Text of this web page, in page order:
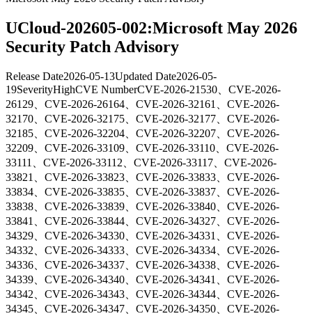
UCloud-202605-002:Microsoft May 2026
Security Patch Advisory
Release Date2026-05-13Updated Date2026-05-
19SeverityHighCVE NumberCVE-2026-21530、CVE-2026-
26129、CVE-2026-26164、CVE-2026-32161、CVE-2026-
32170、CVE-2026-32175、CVE-2026-32177、CVE-2026-
32185、CVE-2026-32204、CVE-2026-32207、CVE-2026-
32209、CVE-2026-33109、CVE-2026-33110、CVE-2026-
33111、CVE-2026-33112、CVE-2026-33117、CVE-2026-
33821、CVE-2026-33823、CVE-2026-33833、CVE-2026-
33834、CVE-2026-33835、CVE-2026-33837、CVE-2026-
33838、CVE-2026-33839、CVE-2026-33840、CVE-2026-
33841、CVE-2026-33844、CVE-2026-34327、CVE-2026-
34329、CVE-2026-34330、CVE-2026-34331、CVE-2026-
34332、CVE-2026-34333、CVE-2026-34334、CVE-2026-
34336、CVE-2026-34337、CVE-2026-34338、CVE-2026-
34339、CVE-2026-34340、CVE-2026-34341、CVE-2026-
34342、CVE-2026-34343、CVE-2026-34344、CVE-2026-
34345、CVE-2026-34347、CVE-2026-34350、CVE-2026-